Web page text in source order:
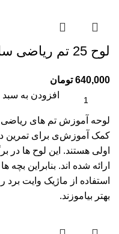
لوح 25 تم ریاضی ساده (کپی)
640,000 تومان
افزودن به سبد
لوحه آموزش تم های ریاضی
کمک آموزش‌ی برای تمرین
اولی هستند. این لوح ها
ارائه شده اند. بنابراین بچه
استفاده از ماژیک وایت برد
بهتر بیاموزند.